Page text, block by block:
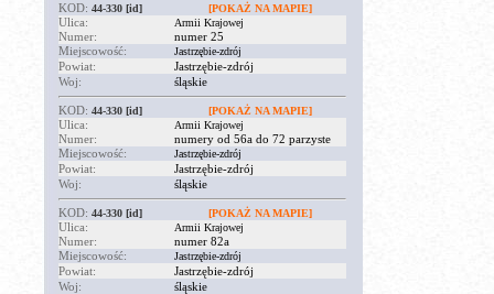
KOD: 44-330 [id] [POKAŻ NA MAPIE]
Ulica: Armii Krajowej
Numer:
numer 25
Miejscowość:
Jastrzębie-zdrój
Powiat:
Jastrzębie-zdrój
Woj:
śląskie
KOD: 44-330 [id] [POKAŻ NA MAPIE]
Ulica: Armii Krajowej
Numer:
numery od 56a do 72 parzyste
Miejscowość:
Jastrzębie-zdrój
Powiat:
Jastrzębie-zdrój
Woj:
śląskie
KOD: 44-330 [id] [POKAŻ NA MAPIE]
Ulica: Armii Krajowej
Numer:
numer 82a
Miejscowość:
Jastrzębie-zdrój
Powiat:
Jastrzębie-zdrój
Woj:
śląskie